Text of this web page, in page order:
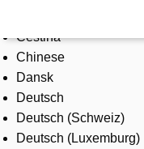
Products & Solutions
Industries
Services
About us
Where to buy
Contact us
Čeština
Chinese
Dansk
Deutsch
Deutsch (Schweiz)
Deutsch (Luxemburg)